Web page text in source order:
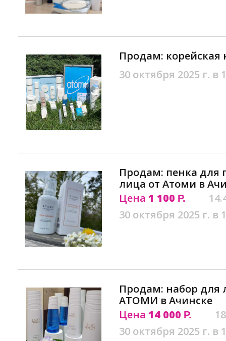
Продам: корейская
30 октября 2025 г. в
Продам: пенка для
лица от Атоми в
Цена 1 100 Р.
30 октября 2025 г. в
Продам: набор для
АТОМИ в Ачинске
Цена 14 000 Р.
30 октября 2025 г. в